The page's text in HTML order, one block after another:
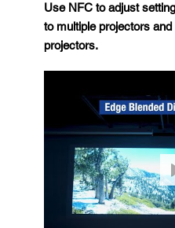
Use NFC to adjust
to multiple projectors
projectors.